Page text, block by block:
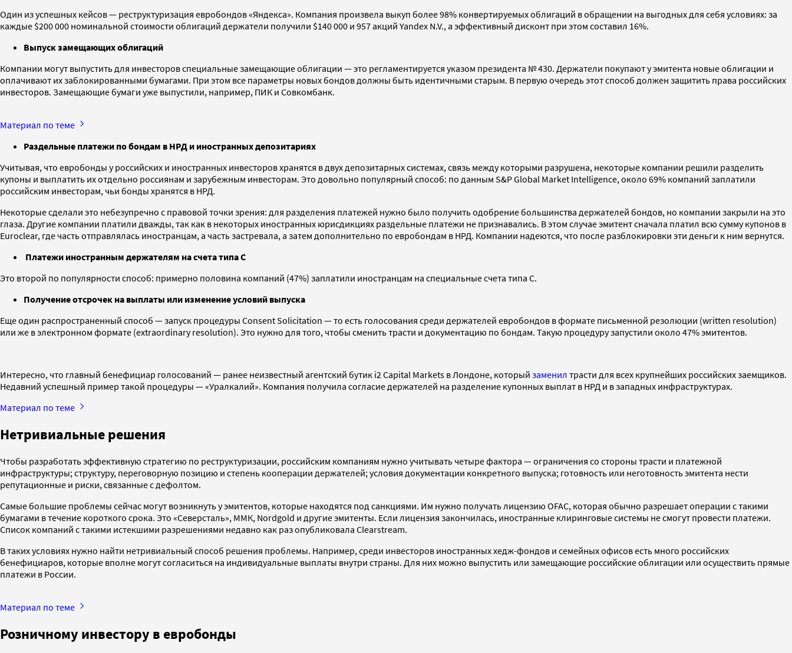
Один из успешных кейсов — реструктуризация евробондов «Яндекса». Компания произвела выкуп более 98% конвертируемых облигаций в обращении на выгодных для себя условиях: за
каждые $200 000 номинальной стоимости облигаций держатели получили $140 000 и 957 акций Yandex N.V., а эффективный дисконт при этом составил 16%.
Выпуск замещающих облигаций
Компании могут выпустить для инвесторов специальные замещающие облигации — это регламентируется указом президента № 430. Держатели покупают у эмитента новые облигации и
оплачивают их заблокированными бумагами. При этом все параметры новых бондов должны быть идентичными старым. В первую очередь этот способ должен защитить права российских
инвесторов. Замещающие бумаги уже выпустили, например, ПИК и Совкомбанк.
Материал по теме
Раздельные платежи по бондам в НРД и иностранных депозитариях
Учитывая, что евробонды у российских и иностранных инвесторов хранятся в двух депозитарных системах, связь между которыми разрушена, некоторые компании решили разделить
купоны и выплатить их отдельно россиянам и зарубежным инвесторам. Это довольно популярный способ: по данным S&P Global Market Intelligence, около 69% компаний заплатили
российским инвесторам, чьи бонды хранятся в НРД.
Некоторые сделали это небезупречно с правовой точки зрения: для разделения платежей нужно было получить одобрение большинства держателей бондов, но компании закрыли на это
глаза. Другие компании платили дважды, так как в некоторых иностранных юрисдикциях раздельные платежи не признавались. В этом случае эмитент сначала платил всю сумму купонов в
Euroclear, где часть отправлялась иностранцам, а часть застревала, а затем дополнительно по евробондам в НРД. Компании надеются, что после разблокировки эти деньги к ним вернутся.
Платежи иностранным держателям на счета типа С
Это второй по популярности способ: примерно половина компаний (47%) заплатили иностранцам на специальные счета типа С.
Получение отсрочек на выплаты или изменение условий выпуска
Еще один распространенный способ — запуск процедуры Consent Solicitation — то есть голосования среди держателей евробондов в формате письменной резолюции (written resolution)
или же в электронном формате (extraordinary resolution). Это нужно для того, чтобы сменить трасти и документацию по бондам. Такую процедуру запустили около 47% эмитентов.
Интересно, что главный бенефициар голосований — ранее неизвестный агентский бутик i2 Capital Markets в Лондоне, который заменил трасти для всех крупнейших российских заемщиков.
Недавний успешный пример такой процедуры — «Уралкалий». Компания получила согласие держателей на разделение купонных выплат в НРД и в западных инфраструктурах.
Материал по теме
Нетривиальные решения
Чтобы разработать эффективную стратегию по реструктуризации, российским компаниям нужно учитывать четыре фактора — ограничения со стороны трасти и платежной
инфраструктуры; структуру, переговорную позицию и степень кооперации держателей; условия документации конкретного выпуска; готовность или неготовность эмитента нести
репутационные и риски, связанные с дефолтом.
Самые большие проблемы сейчас могут возникнуть у эмитентов, которые находятся под санкциями. Им нужно получать лицензию OFAC, которая обычно разрешает операции с такими
бумагами в течение короткого срока. Это «Северсталь», ММК, Nordgold и другие эмитенты. Если лицензия закончилась, иностранные клиринговые системы не смогут провести платежи.
Список компаний с такими истекшими разрешениями недавно как раз опубликовала Clearstream.
В таких условиях нужно найти нетривиальный способ решения проблемы. Например, среди инвесторов иностранных хедж-фондов и семейных офисов есть много российских
бенефициаров, которые вполне могут согласиться на индивидуальные выплаты внутри страны. Для них можно выпустить или замещающие российские облигации или осуществить прямые
платежи в России.
Материал по теме
Розничному инвестору в евробонды